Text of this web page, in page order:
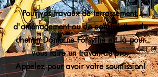
Pour vos travaux de terrassement,
d'aménagement ou de construction de
chemin Domaine Forsythe est là pour
vous faire un travail de pro.
Appelez pour avoir votre soumission!